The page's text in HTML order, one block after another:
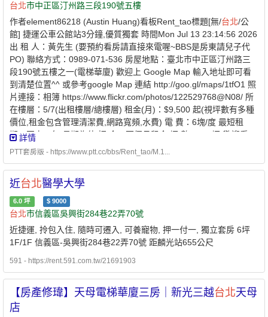
台北市中正區汀州路三段190號五樓
作者element86218 (Austin Huang)看板Rent_tao標題[無/台北/公
館] 捷運公車公館站3分鐘,優質獨套 時間Mon Jul 13 23:14:56 2026
出 租 人：黃先生 (要預約看房請直接來電喔~BBS是房東請兒子代
PO) 聯絡方式：0989-071-536 房屋地點：臺北市中正區汀州路三
段190號五樓之一(電梯華廈) 歡迎上 Google Map 輸入地址即可看
到清楚位置^^ 或參考google Map 連結 http://goo.gl/maps/1tfO1 照
片連接：相簿 https://www.flickr.com/photos/122529768@N08/ 所
在樓層：5/7(出租樓層/總樓層) 租金(月)：$9,500 起(視坪數有多種
價位,租金包含管理清潔費,網路寬頻,水費) 電 費：6塊/度 最短租
期：至少一年,長期為佳 押 金：兩個月租金 坪 數：5~7坪(歡迎看
屋!保證滿意!) 隔間材質：水泥紅磚實心牆 提供設備：1.公共區域-洗
璧掛式液晶電視,進口木頭掀床,獨立筒乳膠床墊,省電型中型 冰箱,歐
風窗簾,ADSL高速上網 有無電梯到該樓層：有 有無對外窗： 有 附
註 : 1.平價享受個人小豪宅-璧掛式可調大尺寸液晶電視讓你走到哪
看到哪 進口掀床不佔空間卻有大容量收納 獨立筒乳膠床,房東因自
壁畫走廊讓 想要擁有愜意的時光不再困難 2.完善的生活交通機能-
雖鄰近商圈,但拜一樓中庭內縮十公尺所賜,以及氣 密 窗的雙重保護
下,房間內的寧靜品質絕對保證,公館 商 圈的美食早已是各大報章媒
體的寵兒,加上週邊公車 捷運的便利性以及自行車道完善的規劃,不
管是上班 族或學生都可以輕易樂活一下 3.好客房東與房客聚餐-房
東為人極為海派,非常的好客,房東不定期會請各 位房客一起聚餐分
享彼此近況,當然這都是房東請客 絕對免費參加,擁有愉快的互動關
詳情
PTT套房版 - https://www.ptt.cc/bbs/Rent_tao/M.1...
近台北醫學大學
6.0 坪 $ 9000
台北市信義區吳興街284巷22弄70號
近捷運, 拎包入住, 隨時可遷入, 可養寵物, 押一付一, 獨立套房 6坪
1F/1F 信義區-吳興街284巷22弄70號 距麟光站655公尺
591 - https://rent.591.com.tw/21691903
【房產修瑋】天母電梯華廈三房｜新光三越台北天母
店